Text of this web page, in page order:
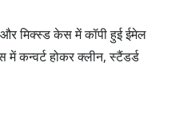
मिक्स्ड केस में कॉपी हुई ईमेल
कन्वर्ट होकर क्लीन, स्टैंडर्ड